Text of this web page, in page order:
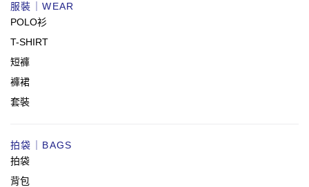
服裝｜WEAR
POLO衫
T-SHIRT
短褲
褲裙
套裝
拍袋｜BAGS
拍袋
背包